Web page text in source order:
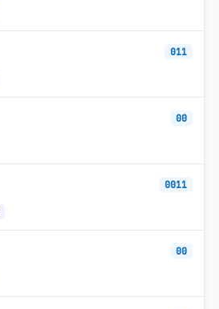
SAST
011
00
0011
00